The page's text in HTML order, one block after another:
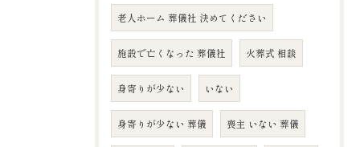
老人ホーム 葬儀社 決めてください
施設で亡くなった 葬儀社 火葬式 相談
身寄りが少ない いない
身寄りが少ない 葬儀 喪主 いない 葬儀